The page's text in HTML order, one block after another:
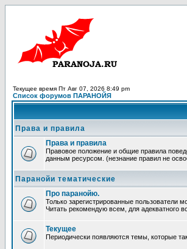
Текущее время Пт Авг 07, 2026 8:49 pm
Список форумов ПАРАНОЙЯ
Права и правила
Права и правила
Правовое положение и общие правила
данным ресурсом. (незнание правил не
Паранойи тематические
Про паранойю.
Только зарегистрированные пользователи
Читать рекомендую всем, для адекватного
Текущее
Периодически появляются темы, которые